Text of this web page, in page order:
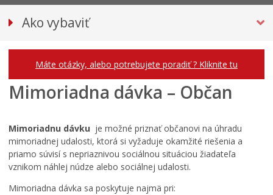
Ako vybaviť
Máte otázky, alebo potrebujete poradiť ? Kliknite tu
Mimoriadna dávka – Občan
Mimoriadnu dávku je možné priznať občanovi na úhradu
mimoriadnej udalosti, ktorá si vyžaduje okamžité riešenia a
priamo súvisí s nepriaznivou sociálnou situáciou žiadateľa
vznikom náhlej núdze alebo sociálnej udalosti.
Mimoriadna dávka sa poskytuje najmä pri: